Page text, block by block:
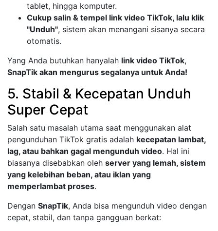
tablet, hingga komputer.
Cukup salin & tempel link video TikTok, lalu klik
"Unduh", sistem akan menangani sisanya secara
otomatis.
Yang Anda butuhkan hanyalah link video TikTok,
SnapTik akan mengurus segalanya untuk Anda!
5. Stabil & Kecepatan Unduh
Super Cepat
Salah satu masalah utama saat menggunakan alat
pengunduhan TikTok gratis adalah kecepatan lambat,
lag, atau bahkan gagal mengunduh video. Hal ini
biasanya disebabkan oleh server yang lemah, sistem
yang kelebihan beban, atau iklan yang
memperlambat proses.
Dengan SnapTik, Anda bisa mengunduh video dengan
cepat, stabil, dan tanpa gangguan berkat: